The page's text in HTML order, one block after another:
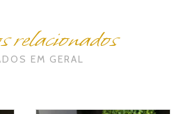
relacionados
EM GERAL